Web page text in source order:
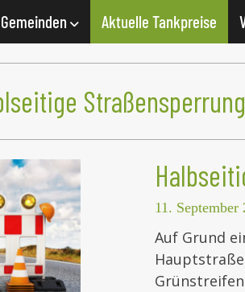
Gemeinden Aktuelle Tankpreise
Straßensperrung
11. September
Auf Grund